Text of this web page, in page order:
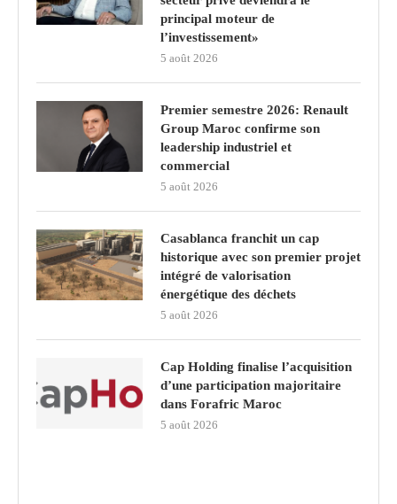
principal moteur de
l’investissement»
5 août 2026
Premier semestre 2026: Renault
Group Maroc confirme son
leadership industriel et
commercial
5 août 2026
Casablanca franchit un cap
historique avec son premier projet
intégré de valorisation
énergétique des déchets
5 août 2026
Cap Holding finalise l’acquisition
d’une participation majoritaire
dans Forafric Maroc
5 août 2026